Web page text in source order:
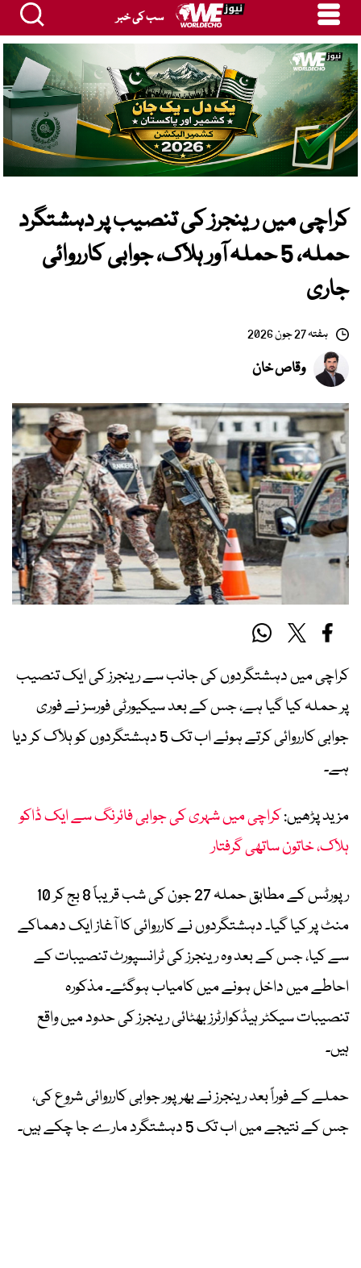
سب کی خبر
کراچی میں رینجرز کی تنصیب پر دہشتگرد
حملہ، 5 حملہ آور ہلاک، جوابی کارروائی
جاری
ہفتہ 27 جون 2026
وقاص خان
کراچی میں دہشتگردوں کی جانب سے رینجرز کی ایک تنصیب
پر حملہ کیا گیا ہے، جس کے بعد سیکیورٹی فورسز نے فوری
جوابی کارروائی کرتے ہوئے اب تک 5 دہشتگردوں کو ہلاک کر دیا
ہے۔
مزید پڑھیں:کراچی میں شہری کی جوابی فائرنگ سے ایک ڈاکو
ہلاک، خاتون ساتھی گرفتار
رپورٹس کے مطابق حملہ 27 جون کی شب قریباً 8 بج کر 10
منٹ پر کیا گیا۔ دہشتگردوں نے کارروائی کا آغاز ایک دھماکے
سے کیا، جس کے بعد وہ رینجرز کی ٹرانسپورٹ تنصیبات کے
احاطے میں داخل ہونے میں کامیاب ہوگئے۔ مذکورہ
تنصیبات سیکٹر ہیڈکوارٹرز بھٹائی رینجرز کی حدود میں واقع
ہیں۔
حملے کے فوراً بعد رینجرز نے بھرپور جوابی کارروائی شروع کی،
جس کے نتیجے میں اب تک 5 دہشتگرد مارے جا چکے ہیں۔